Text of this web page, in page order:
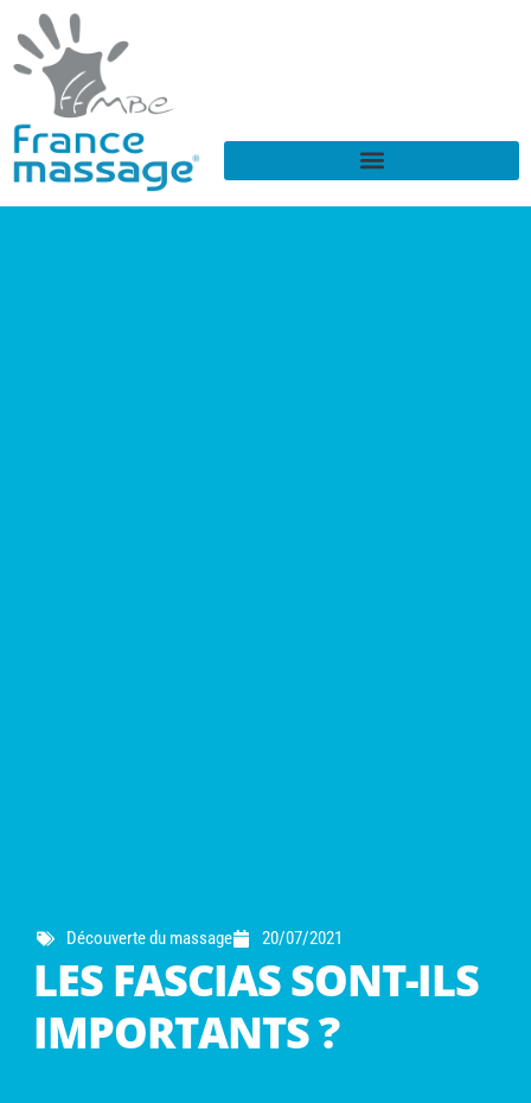
Découverte du massage 20/07/2021
LES FASCIAS SONT-ILS
IMPORTANTS ?